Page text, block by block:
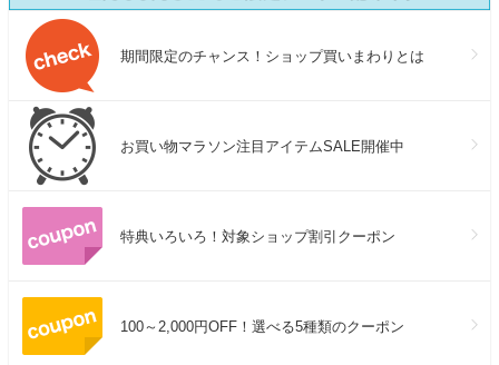
期間限定のチャンス！ショップ買いまわりとは
お買い物マラソン注目アイテムSALE開催中
特典いろいろ！対象ショップ割引クーポン
100～2,000円OFF！選べる5種類のクーポン